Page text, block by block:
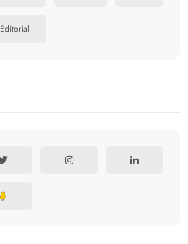
Editorial